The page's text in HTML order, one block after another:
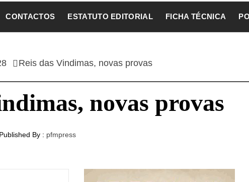
CONTACTOS ESTATUTO EDITORIAL FICHA TÉCNICA
Reis das Vindimas, novas provas
novas provas
Published By : pfmpress